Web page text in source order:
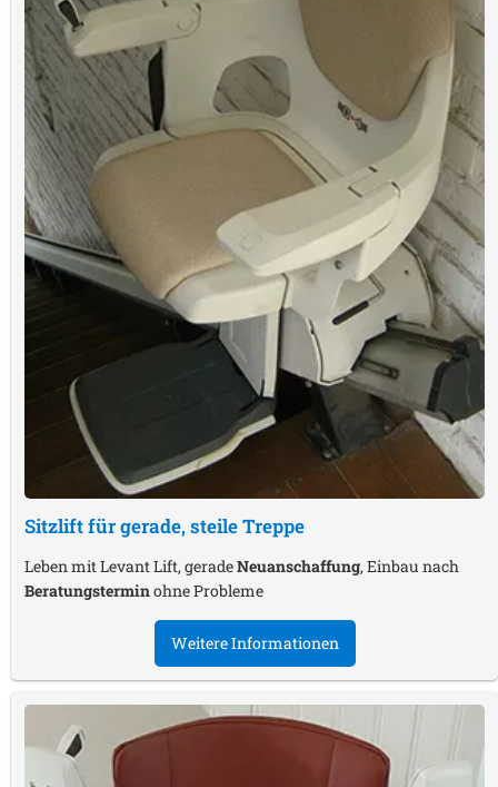
Sitzlift für gerade, steile Treppe
Leben mit Levant Lift, geradeNeuanschaffung, Einbau nach
Beratungsterminohne Probleme
Weitere Informationen